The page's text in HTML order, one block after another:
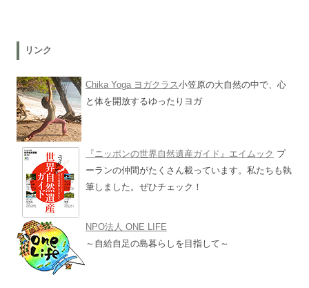
リンク
Chika Yoga ヨガクラス小笠原の大自然の中で、心
と体を開放するゆったりヨガ
『ニッポンの世界自然遺産ガイド』エイムック プ
ーランの仲間がたくさん載っています。私たちも執
筆しました。ぜひチェック！
NPO法人 ONE LIFE
～自給自足の島暮らしを目指して～